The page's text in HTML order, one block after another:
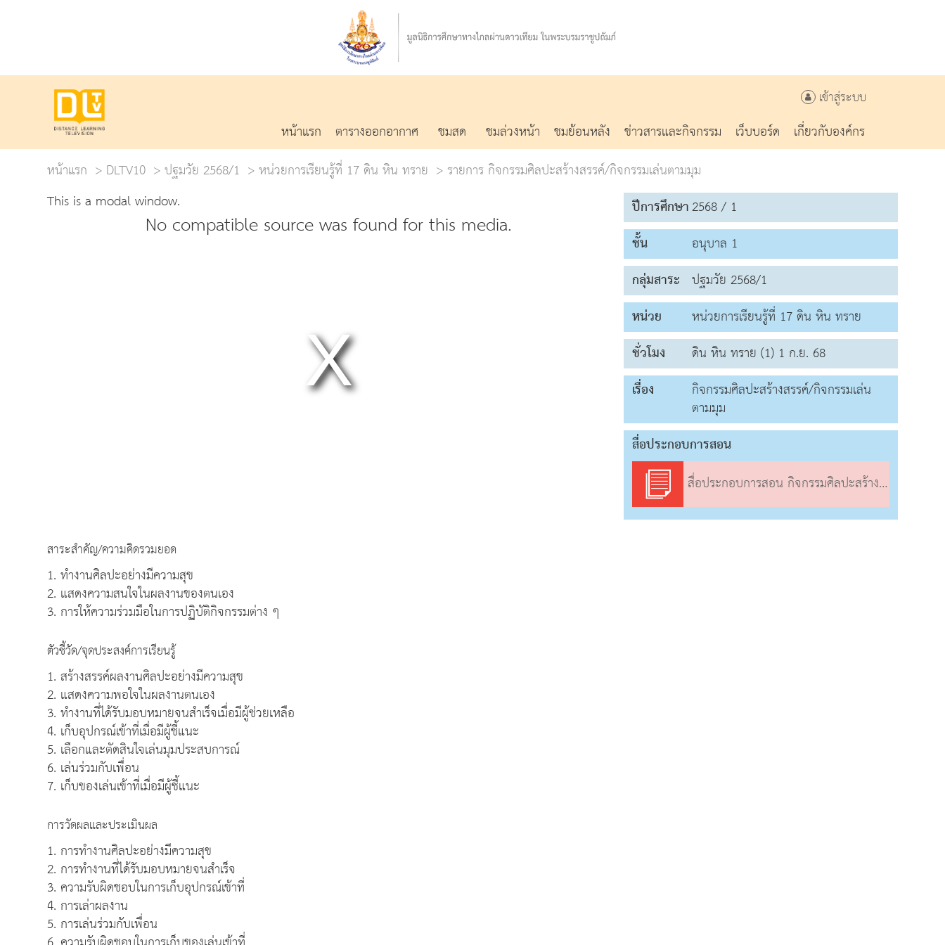
เข้าสู่ระบบ
หน้าแรก ตารางออกอากาศ ชมสด ชมล่วงหน้า ชมย้อนหลัง ข่าวสารและกิจกรรม เว็บบอร์ด
เกี่ยวกับองค์กร
หน้าแรก
DLTV10 ปฐมวัย 2568/1 หน่วยการเรียนรู้ที่ 17 ดิน หิน ทราย
รายการ กิจกรรมศิลปะสร้างสรรค์/กิจกรรมเล่นตามมุม
This is a modal window.
No compatible source was found for this media.
สาระสำคัญ/ความคิดรวมยอด
1. ทำงานศิลปะอย่างมีความสุข
2. แสดงความสนใจในผลงานของตนเอง
3. การให้ความร่วมมือในการปฏิบัติกิจกรรมต่าง ๆ
ตัวชี้วัด/จุดประสงค์การเรียนรู้
1. สร้างสรรค์ผลงานศิลปะอย่างมีความสุข
2. แสดงความพอใจในผลงานตนเอง
3. ทำงานที่ได้รับมอบหมายจนสำเร็จเมื่อมีผู้ช่วยเหลือ
4. เก็บอุปกรณ์เข้าที่เมื่อมีผู้ชี้แนะ
5. เลือกและตัดสินใจเล่นมุมประสบการณ์
6. เล่นร่วมกับเพื่อน
7. เก็บของเล่นเข้าที่เมื่อมีผู้ชี้แนะ
การวัดผลและประเมินผล
1. การทำงานศิลปะอย่างมีความสุข
2. การทำงานที่ได้รับมอบหมายจนสำเร็จ
3. ความรับผิดชอบในการเก็บอุปกรณ์เข้าที่
4. การเล่าผลงาน
5. การเล่นร่วมกับเพื่อน
ปีการศึกษา2568 / 1
ชั้น
อนุบาล 1
กลุ่มสาระ ปฐมวัย 2568/1
หน่วย
หน่วยการเรียนรู้ที่ 17 ดิน หิน ทราย
ชั่วโมง
ดิน หิน ทราย (1) 1 ก.ย. 68
เรื่อง
กิจกรรมศิลปะสร้างสรรค์/กิจกรรมเล่น
ตามมุม
สื่อประกอบการสอน
สื่อประกอบการสอน กิจกรรมศิลปะสร้างสรรค์/กิจกรรมเล่นตามมุม